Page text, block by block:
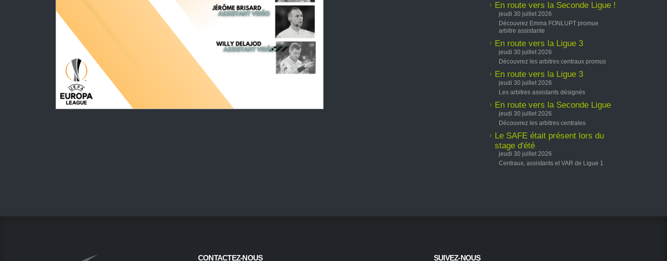
En route vers la Seconde Ligue !
jeudi 30 juillet 2026
Découvrez Emma FONLUPT promue
arbitre assistante
En route vers la Ligue 3
jeudi 30 juillet 2026
Découvrez les arbitres centraux promus
En route vers la Ligue 3
jeudi 30 juillet 2026
Les arbitres assistants désignés
En route vers la Seconde Ligue
jeudi 30 juillet 2026
Découvrez les arbitres centrales
Le SAFE était présent lors du
stage d'été
jeudi 30 juillet 2026
Centraux, assistants et VAR de Ligue 1
CONTACTEZ-NOUS SUIVEZ-NOUS